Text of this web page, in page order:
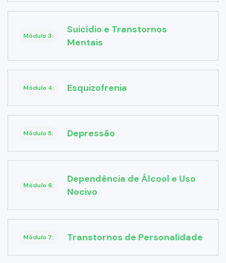
Módulo 3:
Suicídio e Transtornos
Mentais
Módulo 4: Esquizofrenia
Módulo 5: Depressão
Módulo 6:
Dependência de Álcool e Uso
Nocivo
Módulo 7: Transtornos de Personalidade